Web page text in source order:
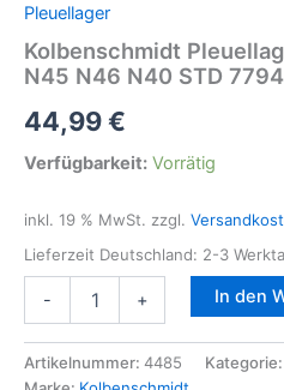
Pleuellager
Kolbenschmidt
N45 N46 N40 STD
44,99€
Verfügbarkeit: Vorrätig
inkl. 19 % MwSt. zzgl.
Lieferzeit Deutschland: 2-3
-
Pleuellager
BMW
N42
+ In den
Artikelnummer: 4485 Kategorie: